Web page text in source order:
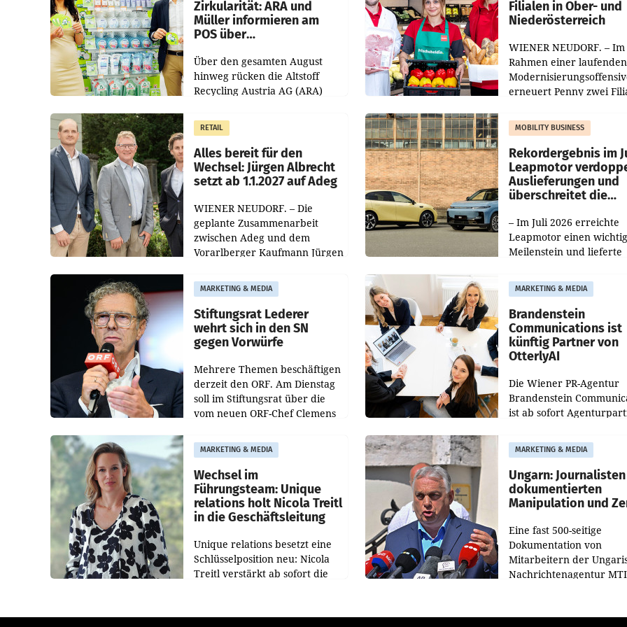
Zirkularität: ARA und
Müller informieren am
POS über
Über den gesamten August
hinweg rücken die Altstoff
Recycling Austria AG (ARA)
Müller die Initiative „Kreislauf-
Helden“ in allen
österreichischen Müller-Filialen
Filialen in Ober- und
Niederösterreich
WIENER NEUDORF. – Im
Rahmen einer laufenden
erneuert Penny zwei
Die beiden Standorte
Haag sowie im rund
RETAIL
Alles bereit für den
Wechsel: Jürgen Albrecht
setzt ab 1.1.2027 auf Adeg
WIENER NEUDORF. – Die
geplante Zusammenarbeit
zwischen Adeg und dem
Vorarlberger Kaufmann Jürgen
freigegeben: Die
Bundeswettbewerbsbehörde
und der Bundeskartellanwalt
MOBILITY BUSINESS
Rekordergebnis im
Leapmotor
Auslieferungen und
überschreitet die
– Im Juli 2026 erreichte
Leapmotor einen
Meilenstein und lieferte
aus, womit sich das
gegenüber Juli 2025
verdoppelte (+102
MARKETING & MEDIA
Stiftungsrat Lederer
wehrt sich in den SN
gegen Vorwürfe
Mehrere Themen beschäftigen
derzeit den ORF. Am Dienstag
soll im Stiftungsrat über die
vom neuen ORF-Chef Clemens
Besetzungen für die
Direktionen abgestimmt
werden.
MARKETING & MEDIA
Brandenstein
Communications ist
künftig Partner von
OtterlyAI
Die Wiener PR-Agentur
Brandenstein
ist ab sofort
Optimierungsplattform
OtterlyAI. Damit baut die
Agentur ihr
MARKETING & MEDIA
Wechsel im
Führungsteam: Unique
relations holt Nicola Treitl
in die Geschäftsleitung
Unique relations besetzt eine
Schlüsselposition neu: Nicola
Treitl verstärkt ab sofort die
Josef Kalina und Anna Kalina-
MARKETING & MEDIA
Ungarn: Journalisten
dokumentierten
Manipulation und
Eine fast 500-seitige
Dokumentation von
Mitarbeitern der
Nachrichtenagentur
der Agentur während